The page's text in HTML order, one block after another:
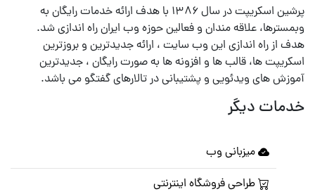
پرشین اسکریپت در سال ۱۳۸۶ با هدف ارائه خدمات رایگان به
وبمسترها، علاقه مندان و فعالین حوزه وب ایران راه اندازی شد.
هدف از راه اندازی این وب سایت ، ارائه جدیدترین و بروزترین
اسکریپت ها، قالب ها و افزونه ها به صورت رایگان ، جدیدترین
آموزش های ویدئویی و پشتیبانی در تالارهای گفتگو می باشد.
خدمات دیگر
میزبانی وب
طراحی فروشگاه اینترنتی